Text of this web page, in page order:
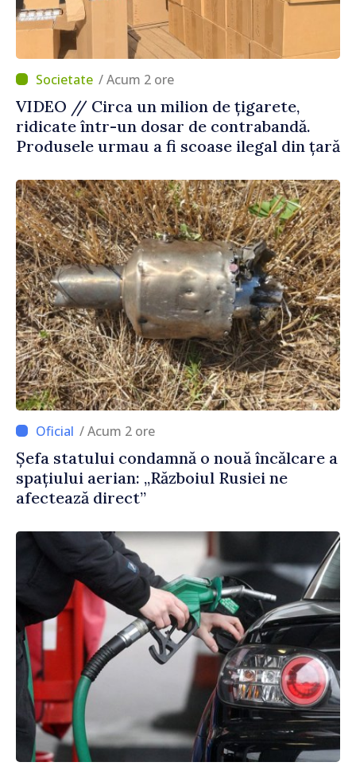
/ Acum 2 ore
VIDEO // Circa un milion de țigarete,
ridicate într-un dosar de contrabandă.
Produsele urmau a fi scoase ilegal din țară
/ Acum 2 ore
Șefa statului condamnă o nouă încălcare a
spațiului aerian: „Războiul Rusiei ne
afectează direct”